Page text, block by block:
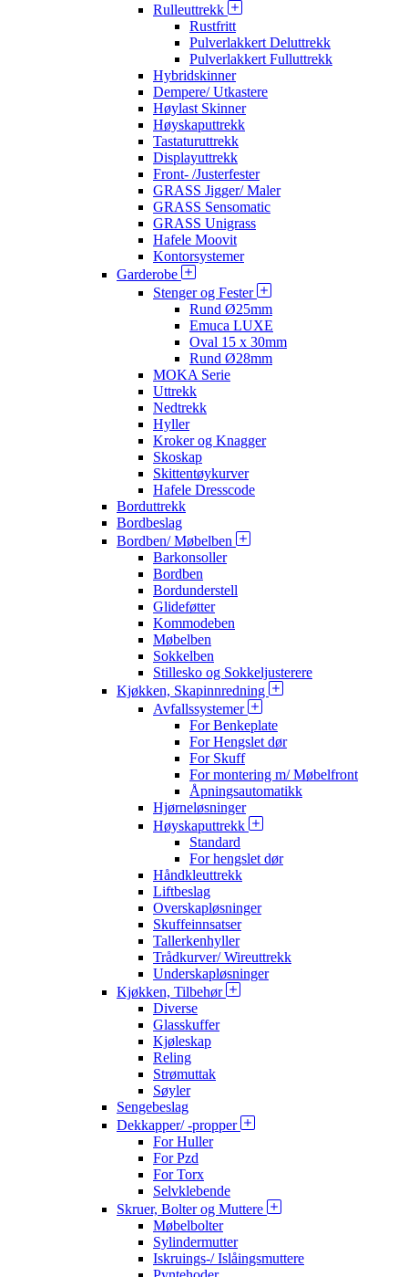
Rulleuttrekk
Rustfritt
Pulverlakkert Deluttrekk
Pulverlakkert Fulluttrekk
Hybridskinner
Dempere/ Utkastere
Høylast Skinner
Høyskaputtrekk
Tastaturuttrekk
Displayuttrekk
Front- /Justerfester
GRASS Jigger/ Maler
GRASS Sensomatic
GRASS Unigrass
Hafele Moovit
Kontorsystemer
Garderobe
Stenger og Fester
Rund Ø25mm
Emuca LUXE
Oval 15 x 30mm
Rund Ø28mm
MOKA Serie
Uttrekk
Nedtrekk
Hyller
Kroker og Knagger
Skoskap
Skittentøykurver
Hafele Dresscode
Borduttrekk
Bordbeslag
Bordben/ Møbelben
Barkonsoller
Bordben
Bordunderstell
Glideføtter
Kommodeben
Møbelben
Sokkelben
Stillesko og Sokkeljusterere
Kjøkken, Skapinnredning
Avfallssystemer
For Benkeplate
For Hengslet dør
For Skuff
For montering m/ Møbelfront
Åpningsautomatikk
Hjørneløsninger
Høyskaputtrekk
Standard
For hengslet dør
Håndkleuttrekk
Liftbeslag
Overskapløsninger
Skuffeinnsatser
Tallerkenhyller
Trådkurver/ Wireuttrekk
Underskapløsninger
Kjøkken, Tilbehør
Diverse
Glasskuffer
Kjøleskap
Reling
Strømuttak
Søyler
Sengebeslag
Dekkapper/ -propper
For Huller
For Pzd
For Torx
Selvklebende
Skruer, Bolter og Muttere
Møbelbolter
Sylindermutter
Iskruings-/ Islåingsmuttere